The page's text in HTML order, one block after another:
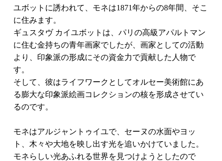
ユボットに誘われて、モネは1871年からの8年間、そこ
に住みます。
ギュスタヴ カイユボットは、パリの高級アパルトマン
に住む金持ちの青年画家でしたが、画家としての活動
より、印象派の形成にその資金力で貢献した人物で
す。
そして、彼はライフワークとしてオルセー美術館にあ
る膨大な印象派絵画コレクションの核を形成させてい
るのです。
モネはアルジャントゥイユで、セーヌの水面やヨッ
ト、木々や大地を映し出す光を追いかけていました。
モネらしい光あふれる世界を見つけようとしたので